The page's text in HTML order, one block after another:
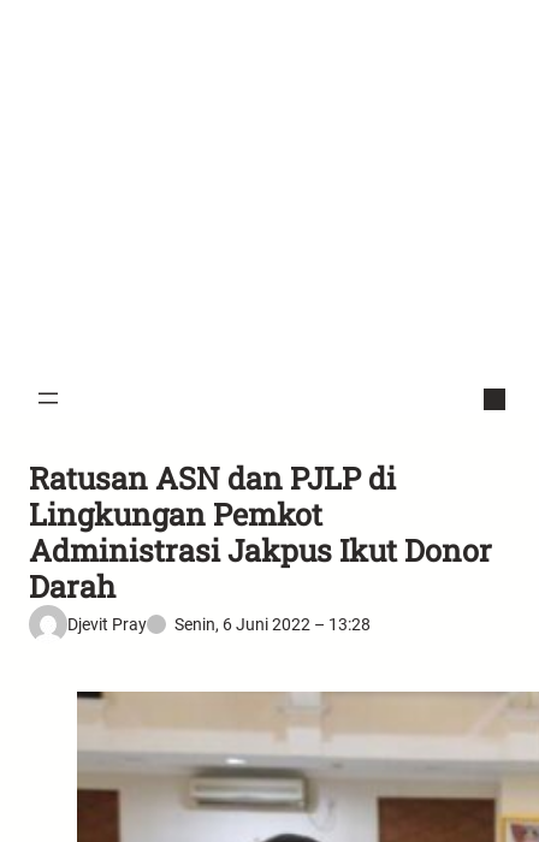
Ratusan ASN dan PJLP di
Lingkungan Pemkot
Administrasi Jakpus Ikut Donor
Darah
Djevit Pray Senin, 6 Juni 2022 – 13:28